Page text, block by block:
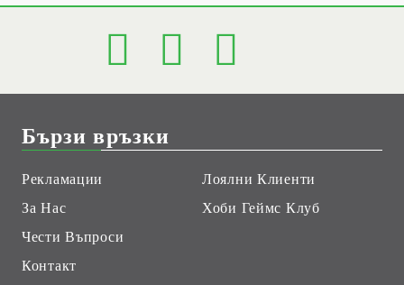
Бързи връзки
Рекламации
За Нас
Чести Въпроси
Контакт
Лоялни Клиенти
Хоби Геймс Клуб